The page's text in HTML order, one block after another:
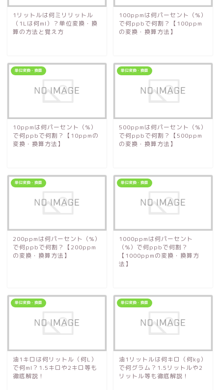
1リットルは何ミリリットル
（1Lは何ml）？単位変換・換
算の方法と覚え方
100ppmは何パーセント（%）
で何ppbで何割？【100ppm
の変換・換算方法】
単位変換・換算
10ppmは何パーセント（%）
で何ppbで何割？【10ppmの
変換・換算方法】
単位変換・換算
500ppmは何パーセント（%）
で何ppbで何割？【500ppm
の変換・換算方法】
単位変換・換算
200ppmは何パーセント（%）
で何ppbで何割？【200ppm
の変換・換算方法】
単位変換・換算
1000ppmは何パーセント
（%）で何ppbで何割？
【1000ppmの変換・換算方
法】
単位変換・換算
油1キロは何リットル（何L）
で何ml？1.5キロや2キロ等も
徹底解説！
単位変換・換算
油1リットルは何キロ（何kg）
で何グラム？1.5リットルや2
リットル等も徹底解説！